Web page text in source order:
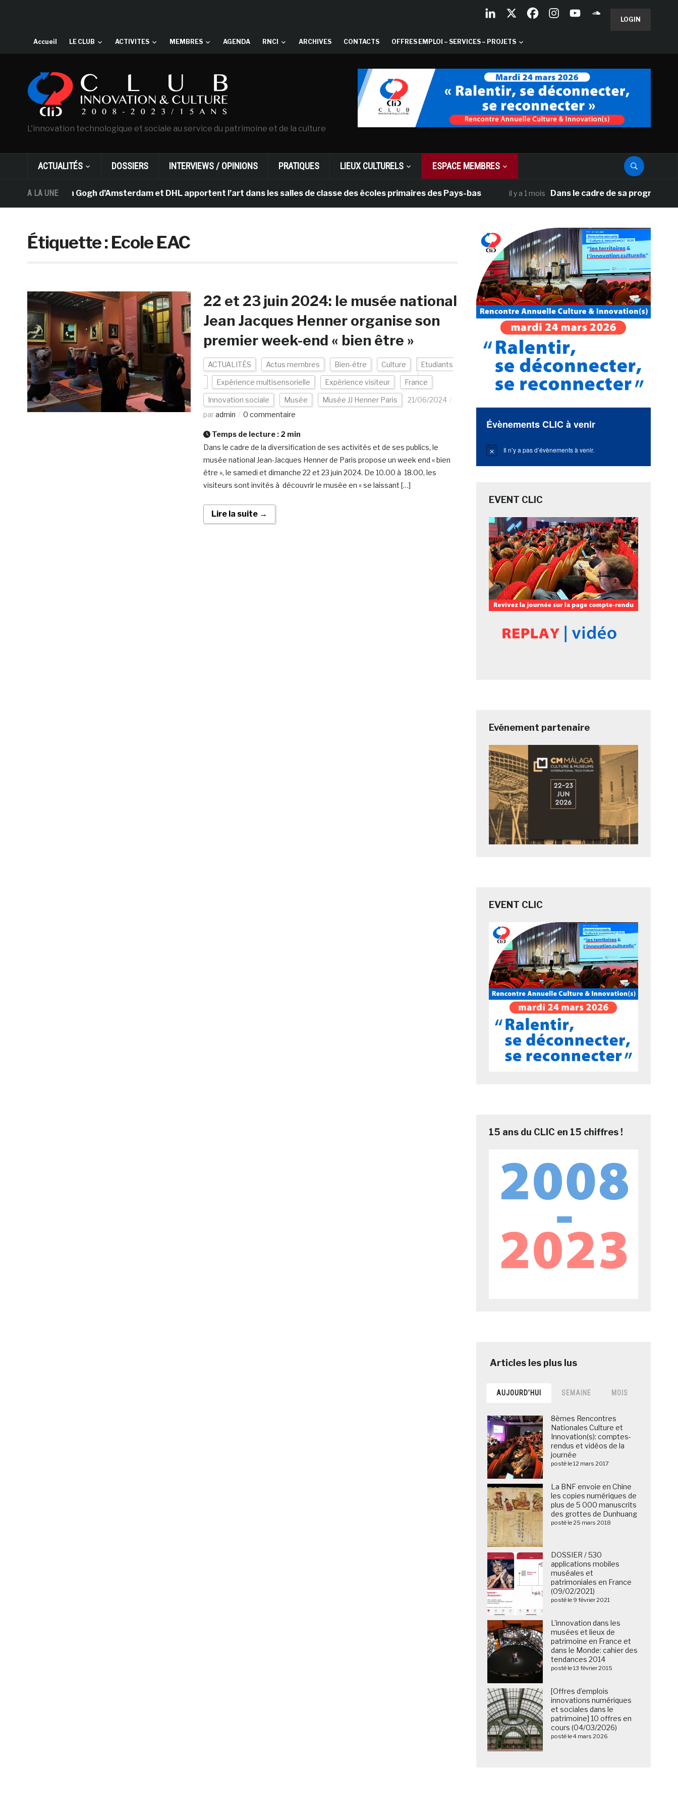
LOGIN
Accueil LE CLUB ACTIVITES MEMBRES AGENDA RNCI ARCHIVES CONTACTS OFFRES EMPLOI – SERVICES – PROJETS
L'innovation technologique et sociale au service du patrimoine et de la culture
ACTUALITÉS DOSSIERS INTERVIEWS / OPINIONS PRATIQUES LIEUX CULTURELS ESPACE MEMBRES
A LA UNE
musée Van Gogh d’Amsterdam et DHL apportent l’art dans les salles de classe des écoles primaires des Pays-bas il y a 1 mois Dans le cadre de sa programmation
Étiquette :Ecole EAC
22 et 23 juin 2024: le musée national
Jean Jacques Henner organise son
premier week-end « bien être »
ACTUALITÉS Actus membres Bien-être Culture Etudiants
Expérience multisensorielle Expérience visiteur France
Innovation sociale Musée Musée JJ Henner Paris
21/06/2024
paradmin 0 commentaire
Temps de lecture : 2 min
Dans le cadre de la diversification de ses activités et de ses publics, le
musée national Jean-Jacques Henner de Paris propose un week end « bien
être », le samedi et dimanche 22 et 23 juin 2024. De 10.00 à 18.00, les
visiteurs sont invités à découvrir le musée en « se laissant […]
Lire la suite →
Évènements CLIC à venir
Notice Il n’y a pas d’évènements à venir.
EVENT CLIC
Evénement partenaire
EVENT CLIC
15 ans du CLIC en 15 chiffres !
AUJOURD’HUI SEMAINE MOIS
8èmes Rencontres
Nationales Culture et
Innovation(s): comptes-
rendus et vidéos de la
journée
posté le 12 mars 2017
La BNF envoie en Chine
les copies numériques de
plus de 5 000 manuscrits
des grottes de Dunhuang
posté le 25 mars 2018
DOSSIER / 530
applications mobiles
muséales et
patrimoniales en France
(09/02/2021)
posté le 9 février 2021
L’innovation dans les
musées et lieux de
patrimoine en France et
dans le Monde: cahier des
tendances 2014
posté le 13 février 2015
[Offres d’emplois
innovations numériques
et sociales dans le
patrimoine] 10 offres en
cours (04/03/2026)
posté le 4 mars 2026